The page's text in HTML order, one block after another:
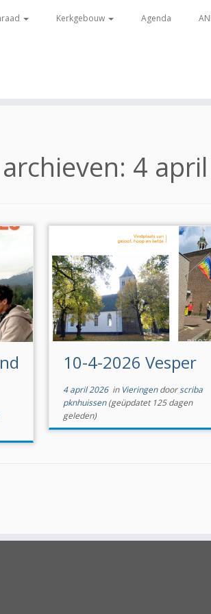
Kerkgebouw Agenda
4
10-4-2026 Vesper
4 april 2026in Vieringendoorscriba
pknhuissen(geüpdatet 125 dagen
geleden)